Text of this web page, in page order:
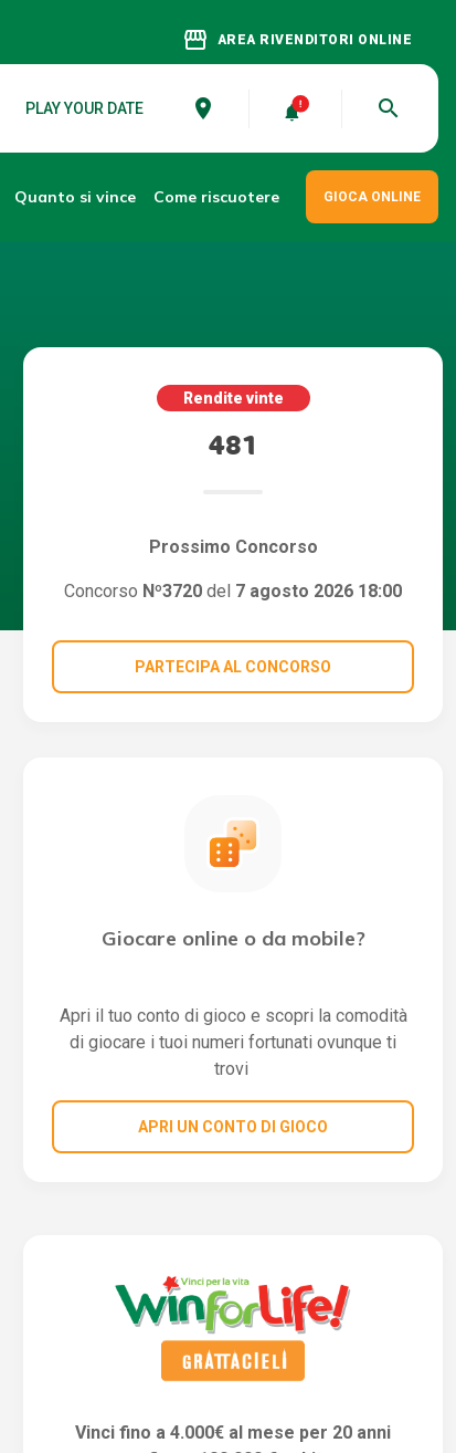
storefront AREA RIVENDITORI ONLINE
PLAY YOUR DATE place search
Quanto si vince Come riscuotere GIOCA ONLINE
Rendite vinte
481
Prossimo Concorso
Concorso Nº3720 del 7 agosto 2026 18:00
PARTECIPA AL CONCORSO
Giocare online o da mobile?
Apri il tuo conto di gioco e scopri la comodità
di giocare i tuoi numeri fortunati ovunque ti
trovi
APRI UN CONTO DI GIOCO
Vinci fino a 4.000€ al mese per 20 anni